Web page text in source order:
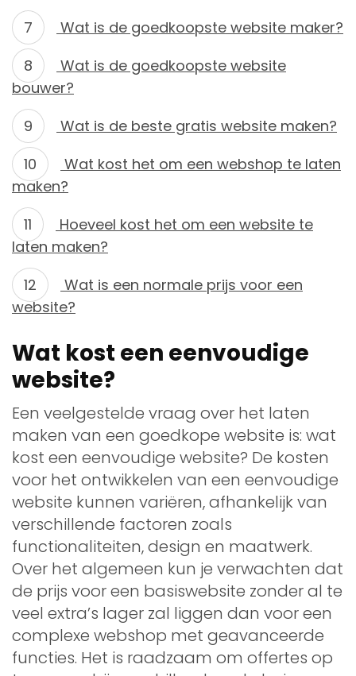
Wat is de goedkoopste website maker?
Wat is de goedkoopste website
bouwer?
Wat is de beste gratis website maken?
Wat kost het om een webshop te laten
maken?
Hoeveel kost het om een website te
laten maken?
Wat is een normale prijs voor een
website?
Wat kost een eenvoudige
website?
Een veelgestelde vraag over het laten
maken van een goedkope website is: wat
kost een eenvoudige website? De kosten
voor het ontwikkelen van een eenvoudige
website kunnen variëren, afhankelijk van
verschillende factoren zoals
functionaliteiten, design en maatwerk.
Over het algemeen kun je verwachten dat
de prijs voor een basiswebsite zonder al te
veel extra’s lager zal liggen dan voor een
complexe webshop met geavanceerde
functies. Het is raadzaam om offertes op